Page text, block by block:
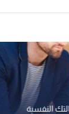
النفسية